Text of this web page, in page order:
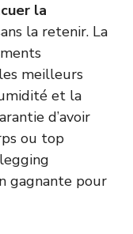
la
la retenir. La
meilleurs
et la
d’avoir
ou top
gagnante pour